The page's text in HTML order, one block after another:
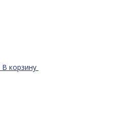
В корзину